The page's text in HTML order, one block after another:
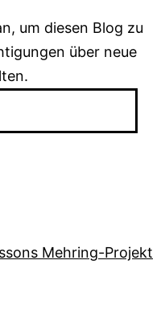
um diesen Blog zu
über neue
Mehring-Projekt